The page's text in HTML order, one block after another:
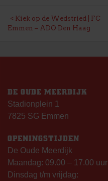
BERICHT
Kiek op de Wedstried | FC
Emmen – ADO Den Haag
DE OUDE MEERDIJK
Stadionplein 1
7825 SG Emmen
OPENINGSTIJDEN
De Oude Meerdijk
Maandag: 09.00 – 17.00 uur
Dinsdag t/m vrijdag: